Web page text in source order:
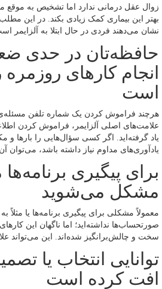
زوال عقل درمانی ندارد اما تشخیص به موقع
بهتر این بیماری کمک زیادی بکند. در این
نشان می‌دهند فردی در حال ابتلا به آلزایمر
حافظه‌تان در حدی
انجام کارهای
است
هرچند فراموش کردن یک شماره تلفن
علامت‌های اصلی آلزایمر، فراموش کردن
یاد گرفته‌اید. اگر کسی سؤال‌هایی را بارها و
یادآوری‌های مداوم نیاز داشته باشد،
برای پیگیری برنامه‌ها
مشکل می‌شوید
معمولاً مشکلی برای پیگیری برنامه‌ها یا مثلاً
صورتحساب‌ها نداشته‌اید؛ اما ناگهان این
سخت و چالش‌برانگیز شده‌اند. این می‌تواند
توانایی انتخاب یا
افت کرده است